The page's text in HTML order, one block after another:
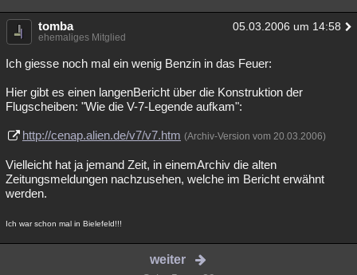
tomba 05.03.2006 um 14:58
ehemaliges Mitglied
Ich giesse noch mal ein wenig Benzin in das Feuer:
Hier gibt es einen langenBericht über die Konstruktion der
Flugscheiben: "Wie die V-7-Legende aufkam":
http://cenap.alien.de/v7/v7.htm (Archiv-Version vom 20.03.2006)
Vielleicht hat ja jemand Zeit, in einemArchiv die alten
Zeitungsmeldungen nachzusehen, welche im Bericht erwähnt
werden.
Ich war schon mal in Bielefeld!!!
weiter